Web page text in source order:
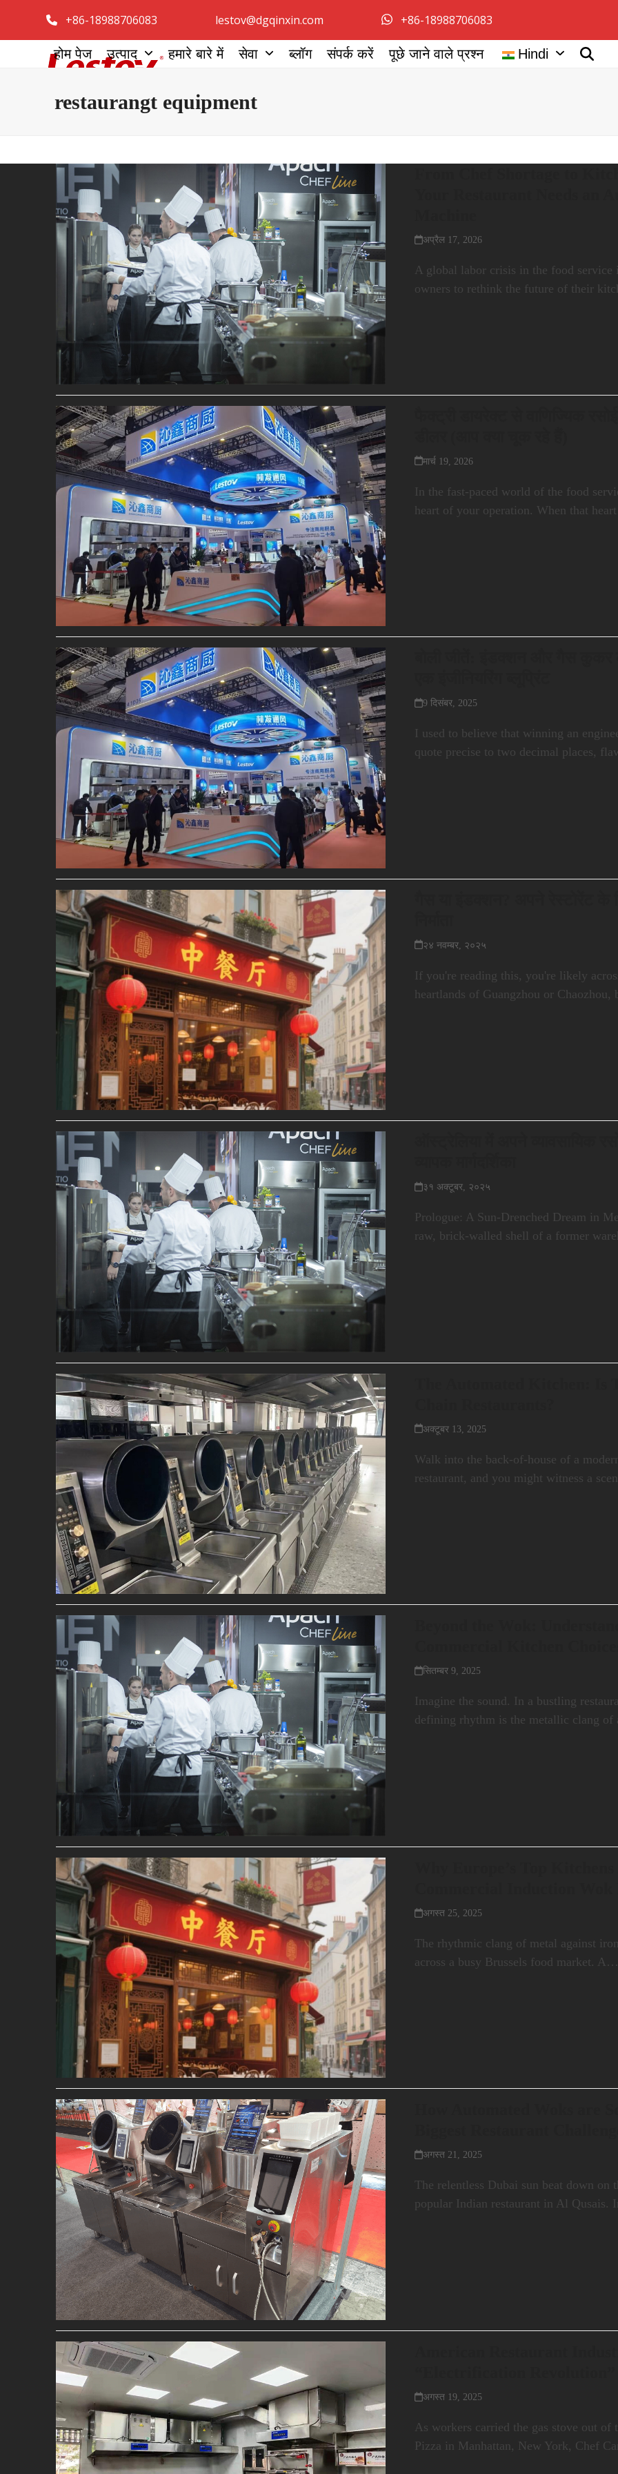
जाएं
+86-18988706083 lestov@dgqinxin.com +86-18988706083
होम पेज उत्पाद हमारे बारे में सेवा ब्लॉग संपर्क करें पूछे जाने वाले प्रश्न Hindi
restaurangt equipment
अप्रैल 17, 2026
A global labor crisis in the food service
owners to rethink the future of their
मार्च 19, 2026
In the fast-paced world of the food
heart of your operation. When that
9 दिसंबर, 2025
I used to believe that winning an
quote precise to two decimal places,
२४ नवम्बर, २०२५
If you're reading this, you're likely
heartlands of Guangzhou or Chaozhou,
३१ अक्टूबर, २०२५
Prologue: A Sun-Drenched Dream in
raw, brick-walled shell of a former
अक्टूबर 13, 2025
Walk into the back-of-house of a
restaurant, and you might witness a
सितम्बर 9, 2025
Imagine the sound. In a bustling
defining rhythm is the metallic clang of
अगस्त 25, 2025
The rhythmic clang of metal against
across a busy Brussels food market. A…
अगस्त 21, 2025
The relentless Dubai sun beat down on
popular Indian restaurant in Al Qusais.
अगस्त 19, 2025
As workers carried the gas stove out of
Pizza in Manhattan, New York, Chef